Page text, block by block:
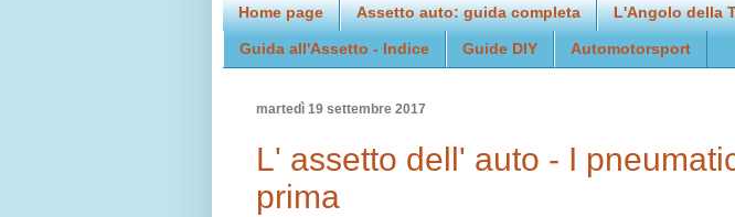
Home page Assetto auto: guida completa L'Angolo della
Guida all'Assetto - Indice Guide DIY Automotorsport
martedì 19 settembre 2017
L' assetto dell' auto - I
prima